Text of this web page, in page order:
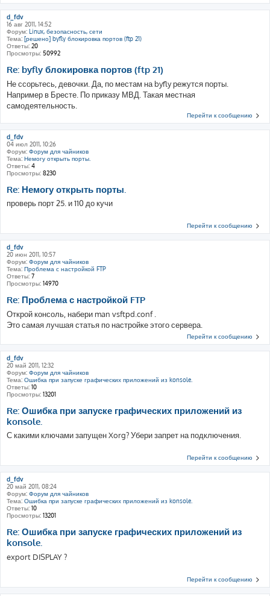
d_fdv
16 авг 2011, 14:52
Форум:
Linux, безопасность, сети
Тема: [решено] byfly блокировка портов (ftp 21)
Ответы: 20
Просмотры: 50992
Re: byfly блокировка портов (ftp 21)
Не ссорьтесь, девочки. Да, по местам на byfly режутся порты.
Например в Бресте. По приказу МВД. Такая местная
самодеятельность.
Перейти к сообщению
d_fdv
04 июл 2011, 10:26
Форум: Форум для чайников
Тема: Немогу открыть порты.
Ответы: 4
Просмотры: 8230
Re: Немогу открыть порты.
проверь порт 25. и 110 до кучи
Перейти к сообщению
d_fdv
20 июн 2011, 10:57
Форум: Форум для чайников
Тема: Проблема с настройкой FTP
Ответы: 7
Просмотры: 14970
Re: Проблема с настройкой FTP
Открой консоль, набери man vsftpd.conf .
Это самая лучшая статья по настройке этого сервера.
Перейти к сообщению
d_fdv
20 май 2011, 12:32
Форум: Форум для чайников
Тема: Ошибка при запуске графических приложений из konsole.
Ответы: 10
Просмотры: 13201
Re: Ошибка при запуске графических приложений из
konsole.
С какими ключами запущен Xorg? Убери запрет на подключения.
Перейти к сообщению
d_fdv
20 май 2011, 08:24
Форум: Форум для чайников
Тема: Ошибка при запуске графических приложений из konsole.
Ответы: 10
Просмотры: 13201
Re: Ошибка при запуске графических приложений из
konsole.
export DISPLAY ?
Перейти к сообщению